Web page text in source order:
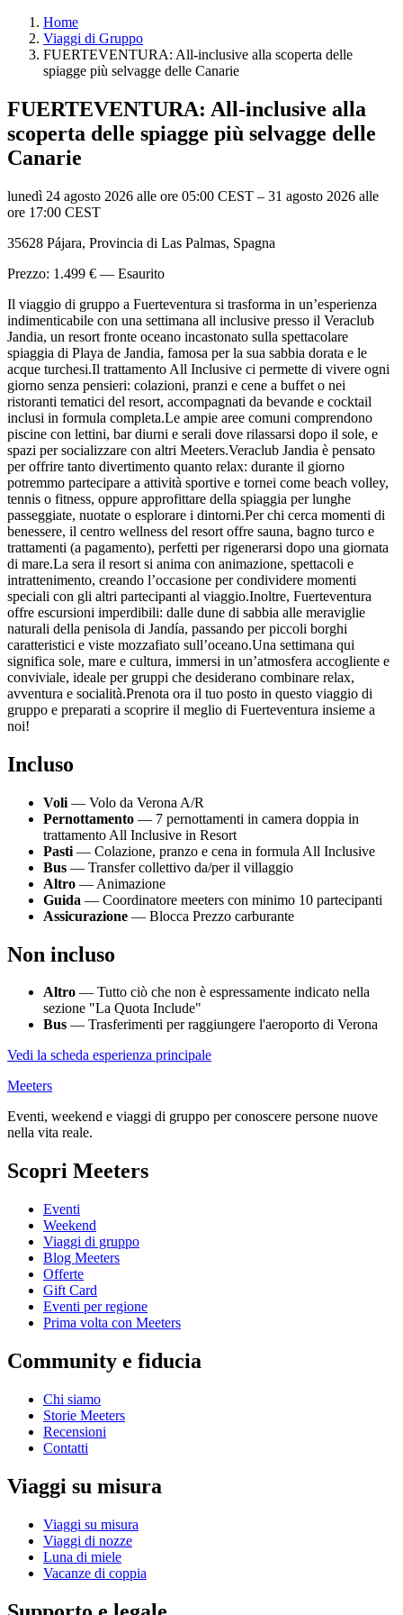
Home
Viaggi di Gruppo
FUERTEVENTURA: All-inclusive alla scoperta delle
spiagge più selvagge delle Canarie
FUERTEVENTURA: All-inclusive alla
scoperta delle spiagge più selvagge delle
Canarie
lunedì 24 agosto 2026 alle ore 05:00 CEST – 31 agosto 2026 alle
ore 17:00 CEST
35628 Pájara, Provincia di Las Palmas, Spagna
Prezzo: 1.499 € — Esaurito
Il viaggio di gruppo a Fuerteventura si trasforma in un’esperienza
indimenticabile con una settimana all inclusive presso il Veraclub
Jandia, un resort fronte oceano incastonato sulla spettacolare
spiaggia di Playa de Jandia, famosa per la sua sabbia dorata e le
acque turchesi.Il trattamento All Inclusive ci permette di vivere ogni
giorno senza pensieri: colazioni, pranzi e cene a buffet o nei
ristoranti tematici del resort, accompagnati da bevande e cocktail
inclusi in formula completa.Le ampie aree comuni comprendono
piscine con lettini, bar diurni e serali dove rilassarsi dopo il sole, e
spazi per socializzare con altri Meeters.Veraclub Jandia è pensato
per offrire tanto divertimento quanto relax: durante il giorno
potremmo partecipare a attività sportive e tornei come beach volley,
tennis o fitness, oppure approfittare della spiaggia per lunghe
passeggiate, nuotate o esplorare i dintorni.Per chi cerca momenti di
benessere, il centro wellness del resort offre sauna, bagno turco e
trattamenti (a pagamento), perfetti per rigenerarsi dopo una giornata
di mare.La sera il resort si anima con animazione, spettacoli e
intrattenimento, creando l’occasione per condividere momenti
speciali con gli altri partecipanti al viaggio.Inoltre, Fuerteventura
offre escursioni imperdibili: dalle dune di sabbia alle meraviglie
naturali della penisola di Jandía, passando per piccoli borghi
caratteristici e viste mozzafiato sull’oceano.Una settimana qui
significa sole, mare e cultura, immersi in un’atmosfera accogliente e
conviviale, ideale per gruppi che desiderano combinare relax,
avventura e socialità.Prenota ora il tuo posto in questo viaggio di
gruppo e preparati a scoprire il meglio di Fuerteventura insieme a
noi!
Incluso
Voli — Volo da Verona A/R
Pernottamento — 7 pernottamenti in camera doppia in
trattamento All Inclusive in Resort
Pasti — Colazione, pranzo e cena in formula All Inclusive
Bus — Transfer collettivo da/per il villaggio
Altro — Animazione
Guida — Coordinatore meeters con minimo 10 partecipanti
Assicurazione — Blocca Prezzo carburante
Non incluso
Altro — Tutto ciò che non è espressamente indicato nella
sezione "La Quota Include"
Bus — Trasferimenti per raggiungere l'aeroporto di Verona
Vedi la scheda esperienza principale
Meeters
Eventi, weekend e viaggi di gruppo per conoscere persone nuove
nella vita reale.
Scopri Meeters
Eventi
Weekend
Viaggi di gruppo
Blog Meeters
Offerte
Gift Card
Eventi per regione
Prima volta con Meeters
Community e fiducia
Chi siamo
Storie Meeters
Recensioni
Contatti
Viaggi su misura
Viaggi su misura
Viaggi di nozze
Luna di miele
Vacanze di coppia